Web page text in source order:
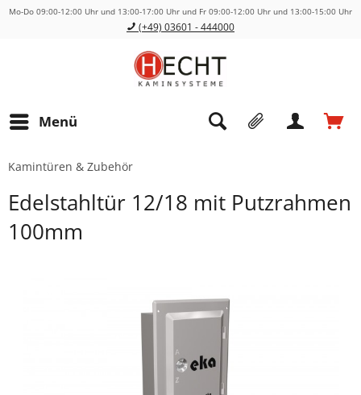
Mo-Do 09:00-12:00 Uhr und 13:00-17:00 Uhr und Fr 09:00-12:00 Uhr und 13:00-15:00 Uhr
(+49) 03601 - 444000
Menü
Kamintüren & Zubehör
Edelstahltür 12/18 mit Putzrahmen
100mm